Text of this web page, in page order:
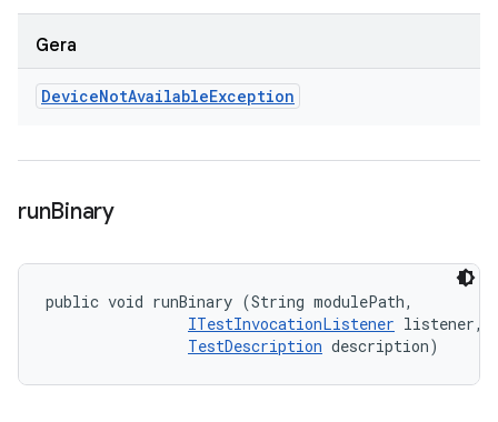
Gera
DeviceNotAvailableException
runBinary
public void runBinary (String modulePath,
ITestInvocationListener listener,
TestDescription description)